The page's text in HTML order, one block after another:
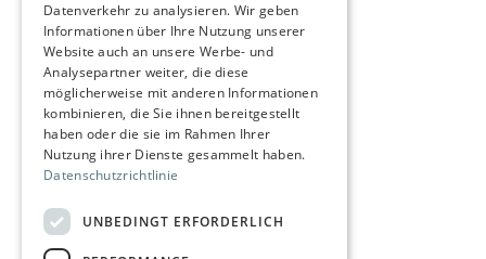
Karriere
Impressum
Rechtliche Hinweise
Barrierefreiheitserklärung
Presse
Jetzt buchen
Datenverkehr zu analysieren. Wir geben
Informationen über Ihre Nutzung unserer
Website auch an unsere Werbe- und
Analysepartner weiter, die diese
möglicherweise mit anderen Informationen
kombinieren, die Sie ihnen bereitgestellt
haben oder die sie im Rahmen Ihrer
Nutzung ihrer Dienste gesammelt haben.
Datenschutzrichtlinie
UNBEDINGT ERFORDERLICH